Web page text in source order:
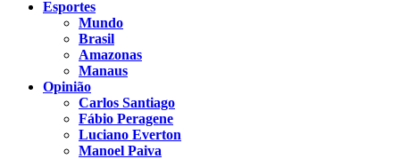
Esportes
Mundo
Brasil
Amazonas
Manaus
Opinião
Carlos Santiago
Fábio Peragene
Luciano Everton
Manoel Paiva